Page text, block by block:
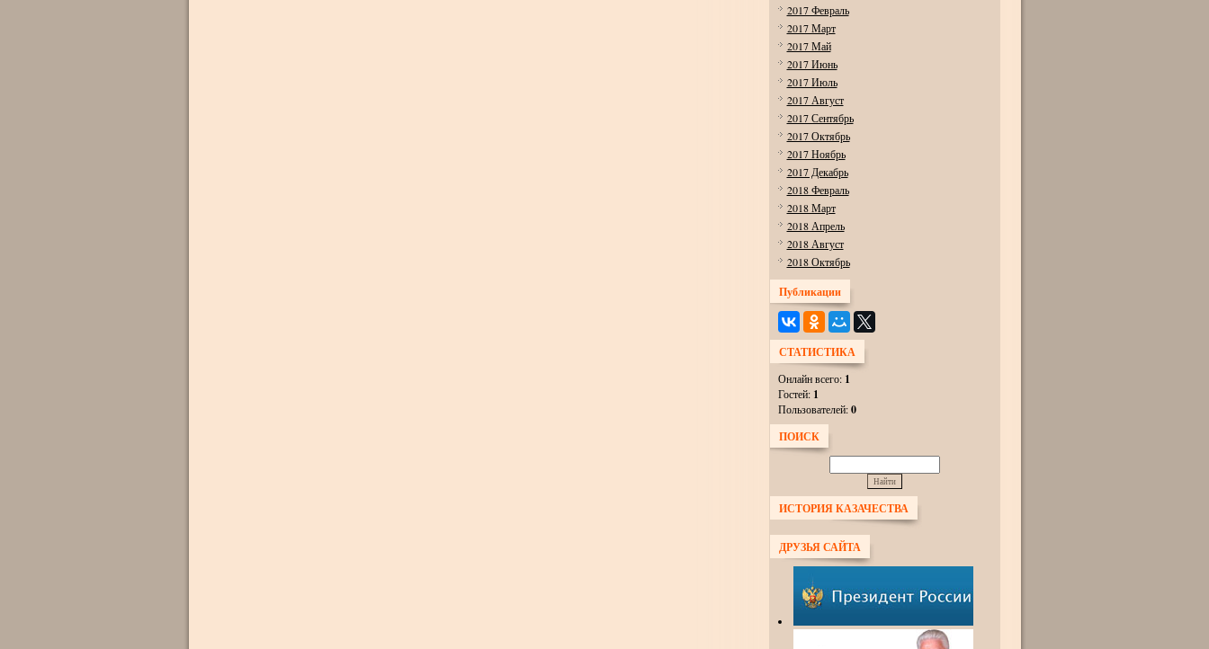
2017 Февраль
2017 Март
2017 Май
2017 Июнь
2017 Июль
2017 Август
2017 Сентябрь
2017 Октябрь
2017 Ноябрь
2017 Декабрь
2018 Февраль
2018 Март
2018 Апрель
2018 Август
2018 Октябрь
Публикации
СТАТИСТИКА
Онлайн всего: 1
Гостей: 1
Пользователей:0
ПОИСК
ИСТОРИЯ КАЗАЧЕСТВА
ДРУЗЬЯ САЙТА